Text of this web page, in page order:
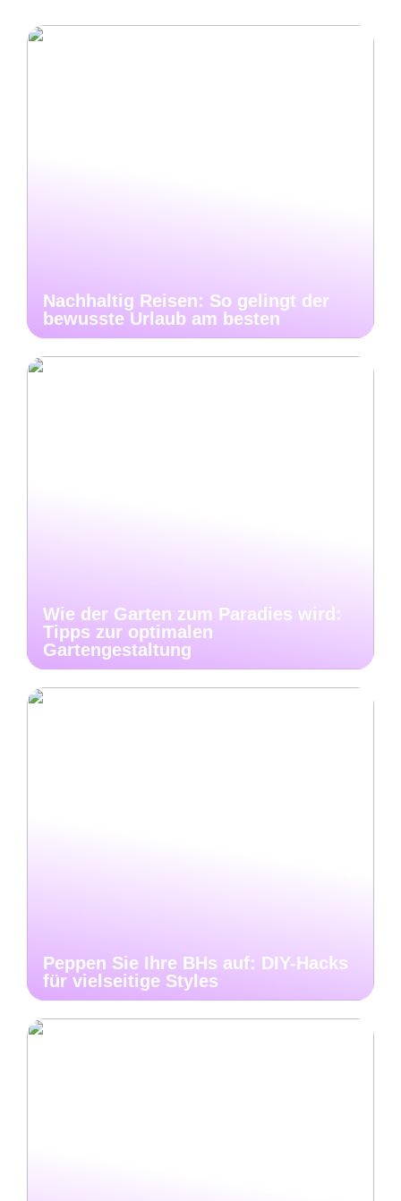
Nachhaltig Reisen: So gelingt der
bewusste Urlaub am besten
Wie der Garten zum Paradies wird:
Tipps zur optimalen
Gartengestaltung
Peppen Sie Ihre BHs auf: DIY-Hacks
für vielseitige Styles